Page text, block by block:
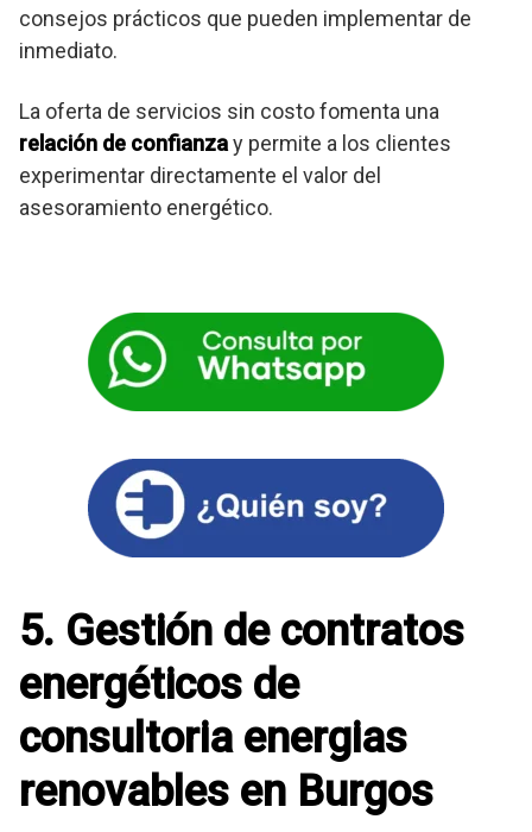
consejos prácticos que pueden implementar de
inmediato.
La oferta de servicios sin costo fomenta una
relación de confianzay permite a los clientes
experimentar directamente el valor del
asesoramiento energético.
5. Gestión de contratos
energéticos de
consultoria energias
renovables en Burgos